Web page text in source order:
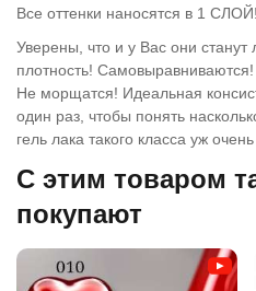
Все оттенки наносятся в 1
Уверены, что и у Вас они
плотность! Самовыравниваются!
Не морщатся! Идеальная
один раз, чтобы понять
гель лака такого класса уж
C этим товаром
покупают